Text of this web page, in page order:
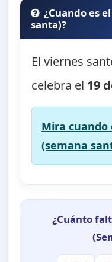
¿Cuando es
santa)?
El viernes
celebra el 19
Mira cuando
(semana
¿Cuánto